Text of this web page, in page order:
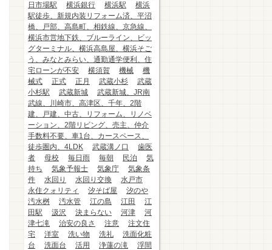
日市場駅
横浜銀行 横浜駅
横浜
駅徒歩、新規内装リフォーム済、平沼
橋、戸部、高島町、相鉄線、京急線、
横浜市営地下鉄、ブルーライン、ビッ
グターミナル、横浜高島屋、横浜そご
う、みなとみらい、通勤通学便利、住
宅ローンが不安
横須賀 機械
機
械式
正式 正月 武蔵小杉
武蔵
小杉駅
武蔵新城
武蔵新城、JR南
武線、川崎市、高津区、千年、2階
建、戸建、中古、リフォーム、リノベ
ーション、2階リビング、売主、仲介
手数料不要、車1台、カースペース、
徒歩圏内、4LDK
武蔵溝ノ口
歯医
者
母校 毎日雨 毎朝 民泊
気
持ち
気象予報士 気象庁
気象条
件
水回り 水回り交換
水戸市
永住クォリティ
汐そば屋
汐のや
汚水桝
汚水管 江の島 江田
江
田駅
汲沢 決まらない 河津
河
津七滝
治安の良さ 注意
注文住
宅
洋室 洗い物 洗礼
洗面化粧
台
洗面台 活用 浄蓮の滝
浮間